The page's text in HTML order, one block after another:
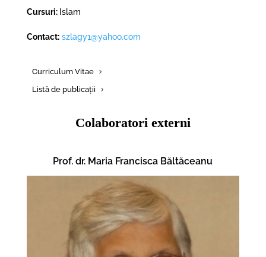
Cursuri: Islam
Contact: szlagy1@yahoo.com
Curriculum Vitae
Listă de publicații
Colaboratori externi
Prof. dr. Maria Francisca Băltăceanu